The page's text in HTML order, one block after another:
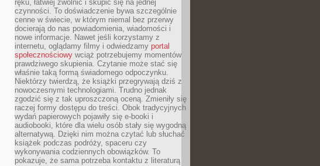
ręku, łatwiej zwolnić i skupić się na jednej
czynności. To doświadczenie bywa szczególnie
cenne w świecie, w którym niemal bez przerwy
docierają do nas powiadomienia, wiadomości i
nowe informacje. Nawet jeśli korzystamy z
internetu, oglądamy filmy i odwiedzamy portal
społecznościowy wciąż potrzebujemy momentów
prawdziwego skupienia. Czytanie może stać się
właśnie taką formą świadomego odpoczynku.
Niektórzy twierdzą, że książki przegrywają dziś z
nowoczesnymi technologiami. Trudno jednak
zgodzić się z tak uproszczoną oceną. Zmieniły się
raczej formy dostępu do treści. Obok tradycyjnych
wydań papierowych pojawiły się e-booki i
audiobooki, które dla wielu osób stały się wygodną
alternatywą. Dzięki nim można czytać lub słuchać
książek podczas podróży, spaceru czy
wykonywania codziennych obowiązków. To
pokazuje, że sama potrzeba kontaktu z literaturą